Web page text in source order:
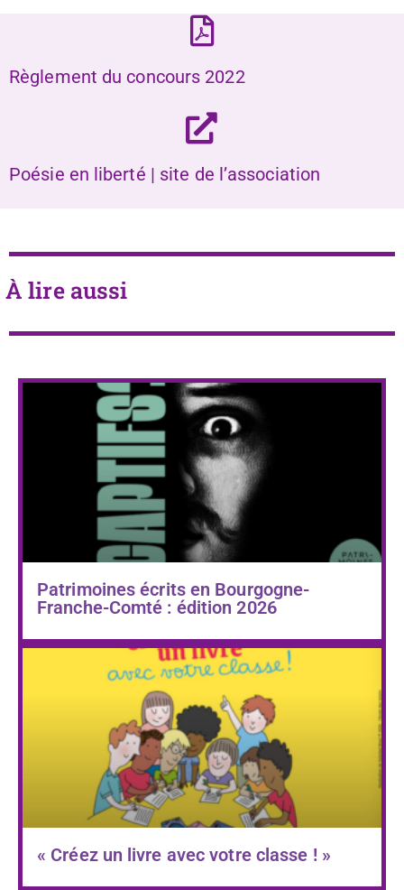
Règlement du concours 2022
Poésie en liberté | site de l’association
À lire aussi
Patrimoines écrits en Bourgogne-
Franche-Comté : édition 2026
« Créez un livre avec votre classe ! »